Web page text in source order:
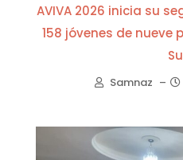
AVIVA 2026 inicia su
158 jóvenes de nueve
Samnaz –